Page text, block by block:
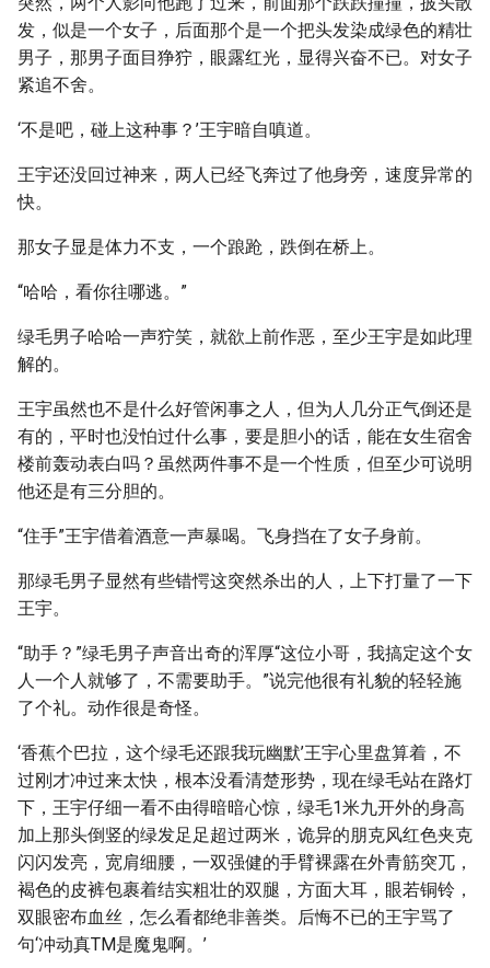
发，似是一个女子，后面那个是一个把头发染成绿色的精壮
男子，那男子面目狰狞，眼露红光，显得兴奋不已。对女子
紧追不舍。
‘不是吧，碰上这种事？’王宇暗自嗔道。
王宇还没回过神来，两人已经飞奔过了他身旁，速度异常的
快。
那女子显是体力不支，一个踉跄，跌倒在桥上。
“哈哈，看你往哪逃。”
绿毛男子哈哈一声狞笑，就欲上前作恶，至少王宇是如此理
解的。
王宇虽然也不是什么好管闲事之人，但为人几分正气倒还是
有的，平时也没怕过什么事，要是胆小的话，能在女生宿舍
楼前轰动表白吗？虽然两件事不是一个性质，但至少可说明
他还是有三分胆的。
“住手”王宇借着酒意一声暴喝。飞身挡在了女子身前。
那绿毛男子显然有些错愕这突然杀出的人，上下打量了一下
王宇。
“助手？”绿毛男子声音出奇的浑厚“这位小哥，我搞定这个女
人一个人就够了，不需要助手。”说完他很有礼貌的轻轻施
了个礼。动作很是奇怪。
‘香蕉个巴拉，这个绿毛还跟我玩幽默’王宇心里盘算着，不
过刚才冲过来太快，根本没看清楚形势，现在绿毛站在路灯
下，王宇仔细一看不由得暗暗心惊，绿毛1米九开外的身高
加上那头倒竖的绿发足足超过两米，诡异的朋克风红色夹克
闪闪发亮，宽肩细腰，一双强健的手臂裸露在外青筋突兀，
褐色的皮裤包裹着结实粗壮的双腿，方面大耳，眼若铜铃，
双眼密布血丝，怎么看都绝非善类。后悔不已的王宇骂了
句‘冲动真TM是魔鬼啊。’